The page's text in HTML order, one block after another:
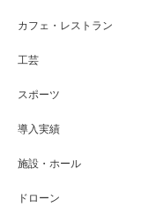
カフェ・レストラン
工芸
スポーツ
導入実績
施設・ホール
ドローン